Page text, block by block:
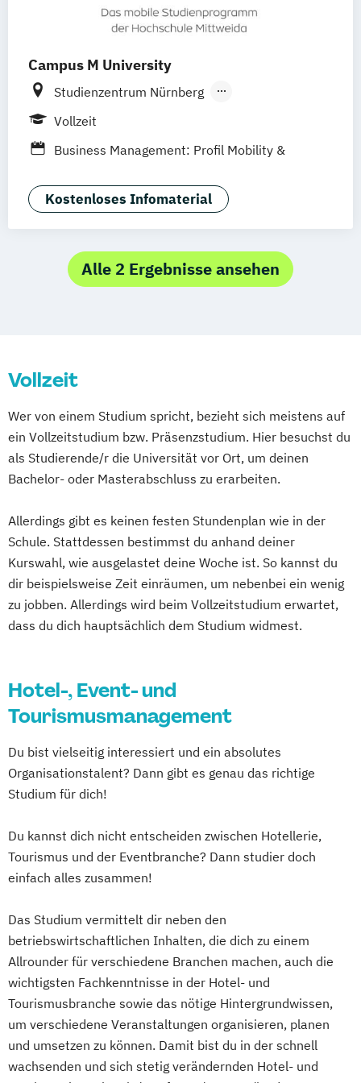
Campus M University
Studienzentrum Nürnberg
Studienzentrum München
Vollzeit
Business Management: Profil Mobility &
Kostenloses Infomaterial
Alle 2 Ergebnisse ansehen
Vollzeit
Wer von einem Studium spricht, bezieht sich meistens auf
ein Vollzeitstudium bzw. Präsenzstudium. Hier besuchst du
als Studierende/r die Universität vor Ort, um deinen
Bachelor- oder Masterabschluss zu erarbeiten.
Allerdings gibt es keinen festen Stundenplan wie in der
Schule. Stattdessen bestimmst du anhand deiner
Kurswahl, wie ausgelastet deine Woche ist. So kannst du
dir beispielsweise Zeit einräumen, um nebenbei ein wenig
zu jobben. Allerdings wird beim Vollzeitstudium erwartet,
dass du dich hauptsächlich dem Studium widmest.
Hotel-, Event- und
Tourismusmanagement
Du bist vielseitig interessiert und ein absolutes
Organisationstalent? Dann gibt es genau das richtige
Studium für dich!
Du kannst dich nicht entscheiden zwischen Hotellerie,
Tourismus und der Eventbranche? Dann studier doch
einfach alles zusammen!
Das Studium vermittelt dir neben den
betriebswirtschaftlichen Inhalten, die dich zu einem
Allrounder für verschiedene Branchen machen, auch die
wichtigsten Fachkenntnisse in der Hotel- und
Tourismusbranche sowie das nötige Hintergrundwissen,
um verschiedene Veranstaltungen organisieren, planen
und umsetzen zu können. Damit bist du in der schnell
wachsenden und sich stetig verändernden Hotel- und